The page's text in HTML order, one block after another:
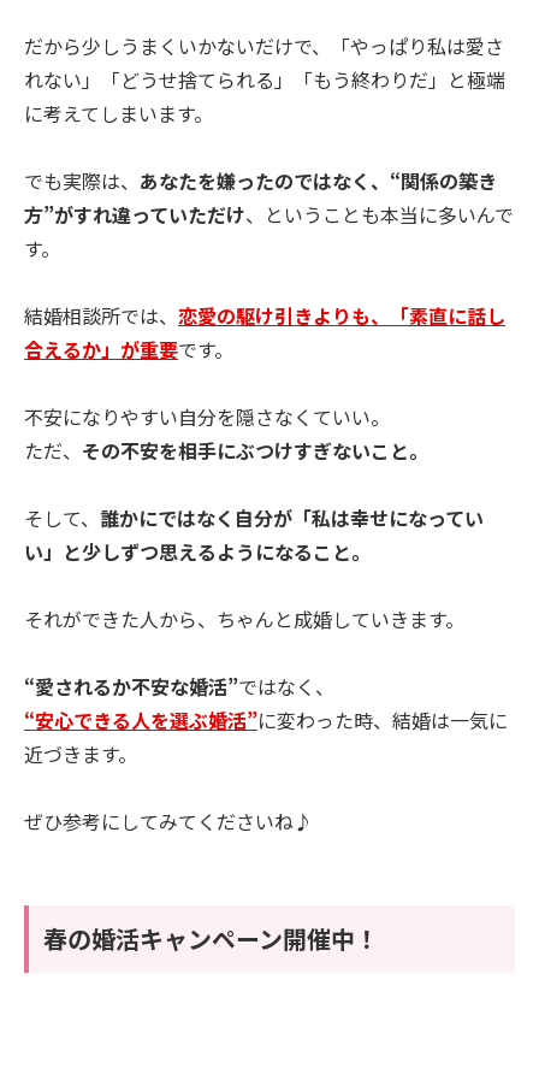
だから少しうまくいかないだけで、「やっぱり私は愛さ
れない」「どうせ捨てられる」「もう終わりだ」と極端
に考えてしまいます。
でも実際は、 あなたを嫌ったのではなく、“関係の築き
方”がすれ違っていただけ、ということも本当に多いんで
す。
結婚相談所では、 恋愛の駆け引きよりも、「素直に話し
合えるか」が重要です。
不安になりやすい自分を隠さなくていい。
ただ、 その不安を相手にぶつけすぎないこと。
そして、 誰かにではなく自分が「私は幸せになってい
い」と少しずつ思えるようになること。
それができた人から、ちゃんと成婚していきます。
“愛されるか不安な婚活”ではなく、
“安心できる人を選ぶ婚活”に変わった時、結婚は一気に
近づきます。
ぜひ参考にしてみてくださいね♪
春の婚活キャンペーン開催中！